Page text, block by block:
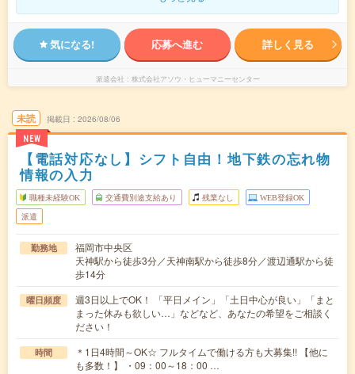
気になる! 応募へ進む 詳しく見る
派遣会社 株式会社アソウ・ヒューマニーセンター
未読
NEW
掲載日 2026/08/06
【電話対応なし】シフト自由！地下鉄の忘れ物
情報の入力
職種未経験OK 交通費別途支給あり 残業なし WEB登録OK
派遣
勤務地
福岡市中央区
天神駅から徒歩3分／天神南駅から徒歩8分／渡辺通駅から徒
歩14分
曜日頻度
週3日以上でOK！ 「平日メイン」「土日中心が良い」「まと
まった休みも欲しい…」などなど、あなたの希望をご相談く
ださい！
時間
＊1日4時間～OK☆ フルタイムで働ける方も大募集!! 【他に
も多数！】 ・09：00～18：00 …